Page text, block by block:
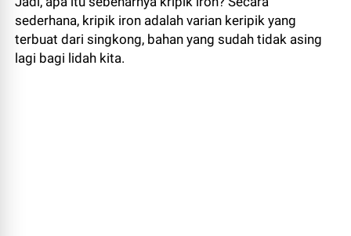
sederhana, kripik iron adalah varian keripik yang
terbuat dari singkong, bahan yang sudah tidak asing
lagi bagi lidah kita.